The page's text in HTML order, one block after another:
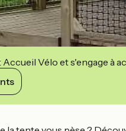
Accueil Vélo et s'engage à